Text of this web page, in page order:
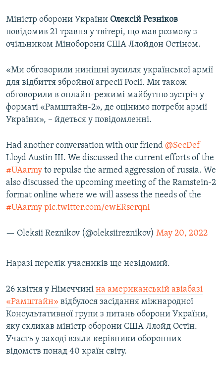
Міністр оборони України Олексій Резніков
повідомив 21 травня у твітері, що мав розмову з
очільником Міноборони США Ллойдон Остіном.
«Ми обговорили нинішні зусилля української армії
для відбиття збройної агресії Росії. Ми також
обговорили в онлайн-режимі майбутню зустріч у
форматі «Рамштайн-2», де оцінимо потреби армії
України», – йдеться у повідомленні.
Had another conversation with our friend @SecDef
Lloyd Austin III. We discussed the current efforts of the
#UAarmy to repulse the armed aggression of russia. We
also discussed the upcoming meeting of the Ramstein-2
format online where we will assess the needs of the
#UAarmy pic.twitter.com/ewERserqnI
— Oleksii Reznikov (@oleksiireznikov) May 20, 2022
Наразі перелік учасників ще невідомий.
26 квітня у Німеччині на американській авіабазі
«Рамштайн» відбулося засідання міжнародної
Консультативної групи з питань оборони України,
яку скликав міністр оборони США Ллойд Остін.
Участь у заході взяли керівники оборонних
відомств понад 40 країн світу.